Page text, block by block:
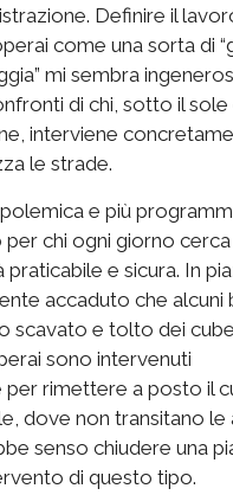
Definire il
come una sorta di
mi sembra
di chi, sotto il sole
interviene
le strade.
e più
chi ogni giorno cerca
e sicura. In
accaduto che alcuni
scavato e tolto dei
sono intervenuti
rimettere a posto il
dove non transitano le
senso chiudere una
di questo tipo.